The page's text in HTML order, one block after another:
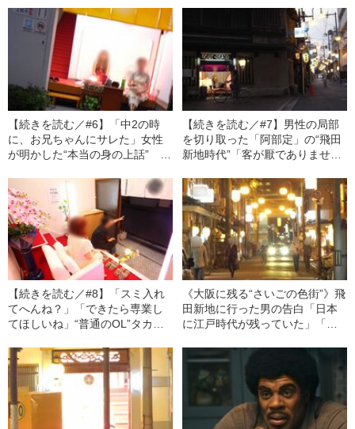
【続きを読む／#6】「中2の時
に、お兄ちゃんにサレた」女性
が明かした“本当の身の上話” 彼
【続きを読む／#7】男性の局部
を切り取った「阿部定」の“飛田
新地時代”「客が厭でありません
した」
【続きを読む／#8】「スミ入れ
てへんね？」「できたら専業し
てほしいね」“普通のOL”タカヤ
《大阪に残る“さいごの色街”》飛
田新地に行った男の告白「日本
に江戸時代が残っていた」「お
て……」